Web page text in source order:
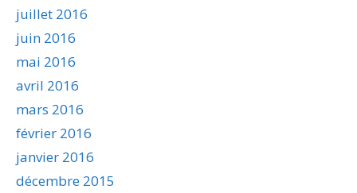
juillet 2016
juin 2016
mai 2016
avril 2016
mars 2016
février 2016
janvier 2016
décembre 2015